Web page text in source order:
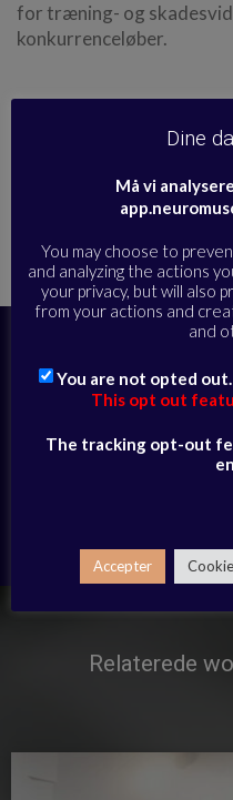
for træning- og
konkurrenceløber.
Alle øvelser
sportsfokuseret træning | Live
videobiblioteket
mails med
Relaterede
Dine
Må vi
You may choose to
and analyzing the actions
your privacy, but will also
from your actions and
and
You are not opted
This opt out
The tracking opt-out
Accepter